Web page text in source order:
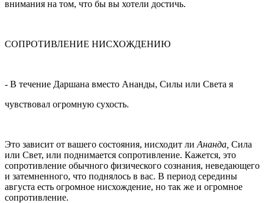
вни­мания на том, что бы вы хотели достичь.
СОПРОТИВЛЕНИЕ НИСХОЖДЕНИЮ
- В течение Даршана вместо Ананды, Силы или Света я
чувствовал огромную сухость.
Это зависит от вашего состояния, нисходит ли Ананда, Сила
или Свет, или поднимается сопротивление. Кажется, это
сопротивле­ние обычного физического сознания, неведающего
и затемненного, что поднялось в вас. В период середины
августа есть огромное нисхожде­ние, но так же и огромное
сопротивление.